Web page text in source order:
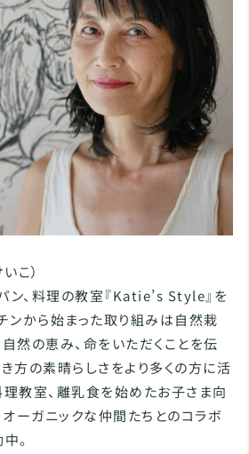
こ）
ン、料理の教室『Katie’s Style』を
ンから始まった取り組みは自然栽
然の恵み、命をいただくことを伝
方の素晴らしさをより多くの方に活
教室、離乳食を始めたお子さま向
オーガニックな仲間たちとのコラボ
。